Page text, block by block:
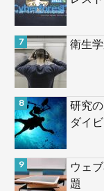
衛生
研究
ダイ
ウェ
題